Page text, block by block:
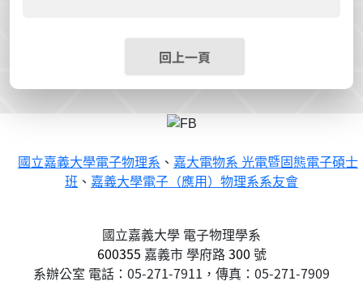
回上一頁
國立嘉義大學電子物理系 、 嘉大電物系 光電暨固態電子碩士
班 、 嘉義大學電子（應用）物理系系友會
國立嘉義大學 電子物理學系
600355 嘉義市學府路300 號
系辦公室 電話：05-271-7911，傳真：05-271-7909